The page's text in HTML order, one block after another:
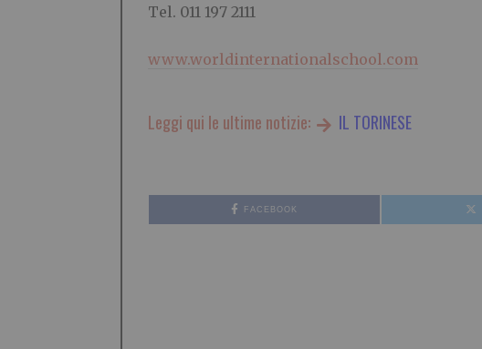
Tel. 011 197 2111
www.worldinternationalschool.com
Leggi qui le ultime notizie: IL TORINESE
FACEBOOK